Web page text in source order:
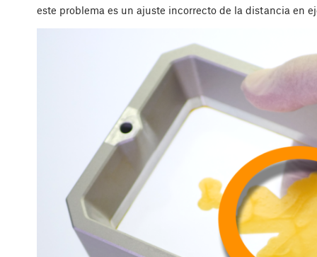
este problema es un ajuste incorrecto de la distancia en